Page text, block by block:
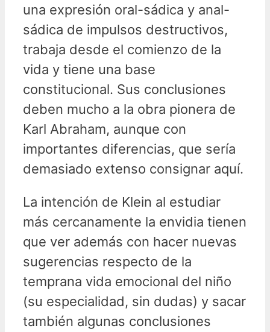
una expresión oral-sádica y anal-
sádica de impulsos destructivos,
trabaja desde el comienzo de la
vida y tiene una base
constitucional. Sus conclusiones
deben mucho a la obra pionera de
Karl Abraham, aunque con
importantes diferencias, que sería
demasiado extenso consignar aquí.
La intención de Klein al estudiar
más cercanamente la envidia tienen
que ver además con hacer nuevas
sugerencias respecto de la
temprana vida emocional del niño
(su especialidad, sin dudas) y sacar
también algunas conclusiones